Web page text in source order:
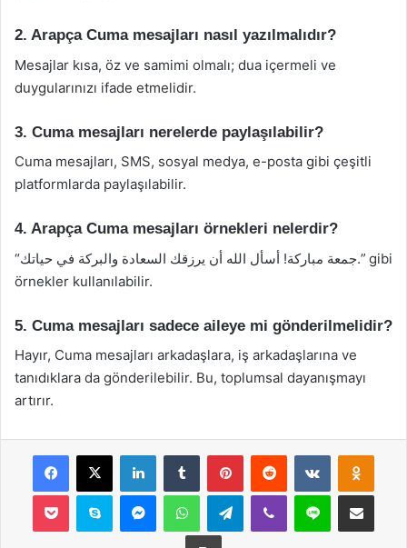
2. Arapça Cuma mesajları nasıl yazılmalıdır?
Mesajlar kısa, öz ve samimi olmalı; dua içermeli ve
duygularınızı ifade etmelidir.
3. Cuma mesajları nerelerde paylaşılabilir?
Cuma mesajları, SMS, sosyal medya, e-posta gibi çeşitli
platformlarda paylaşılabilir.
4. Arapça Cuma mesajları örnekleri nelerdir?
“جمعة مباركة! أسأل الله أن يرزقك السعادة والبركة في حياتك.” gibi
örnekler kullanılabilir.
5. Cuma mesajları sadece aileye mi gönderilmelidir?
Hayır, Cuma mesajları arkadaşlara, iş arkadaşlarına ve
tanıdıklara da gönderilebilir. Bu, toplumsal dayanışmayı
artırır.
Facebook
X LinkedInTumblr PinterestReddit VKontakte
Pocket Skype MessengerWhatsAppTelegramViber Line E-Posta ile
Yazdır